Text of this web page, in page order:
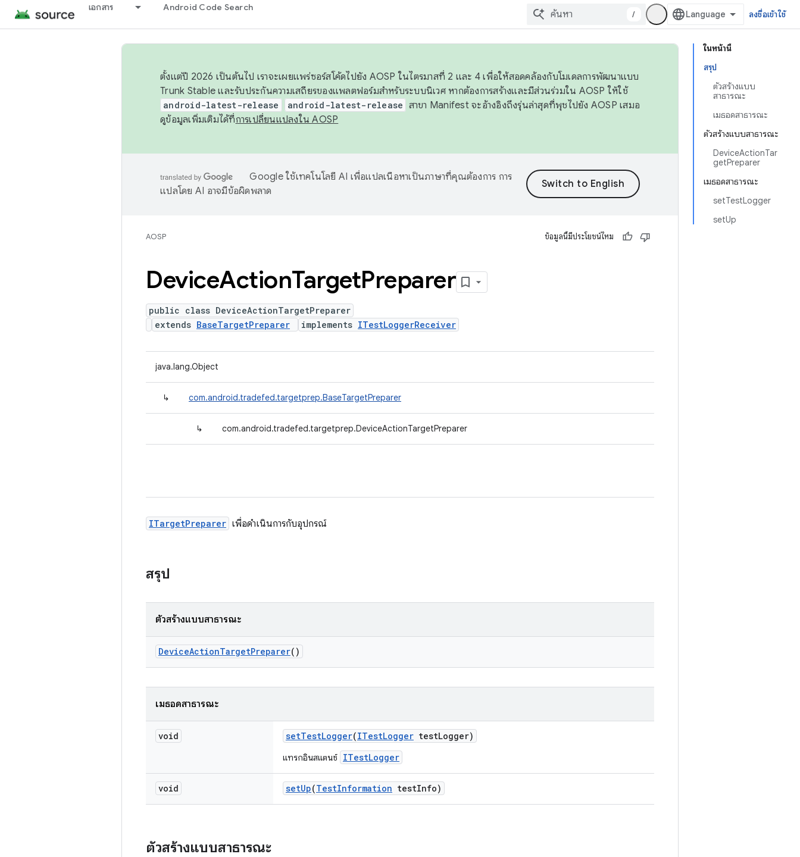
เอกสาร Android Code Search
/ ลงชื่อเข้าใช้
ในหน้านี้
สรุป
ตัวสร้างแบบ
สาธารณะ
เมธอดสาธารณะ
ตัวสร้างแบบสาธารณะ
DeviceActionTar
getPreparer
เมธอดสาธารณะ
setTestLogger
setUp
ตั้งแต่ปี 2026 เป็นต้นไป เราจะเผยแพร่ซอร์สโค้ดไปยัง AOSP ในไตรมาสที่ 2 และ 4 เพื่อให้สอดคล้องกับโมเดลการพัฒนาแบบ
Trunk Stable และรับประกันความเสถียรของแพลตฟอร์มสำหรับระบบนิเวศ หากต้องการสร้างและมีส่วนร่วมใน AOSP ให้ใช้
android-latest-release android-latest-release สาขา Manifest จะอ้างอิงถึงรุ่นล่าสุดที่พุชไปยัง AOSP เสมอ
ดูข้อมูลเพิ่มเติมได้ที่การเปลี่ยนแปลงใน AOSP
Google ใช้เทคโนโลยี AI เพื่อแปลเนื้อหาเป็นภาษาที่คุณต้องการ การ
แปลโดย AI อาจมีข้อผิดพลาด
AOSP ข้อมูลนี้มีประโยชน์ไหม
DeviceActionTargetPreparer
public class DeviceActionTargetPreparer
extends BaseTargetPreparer implements ITestLoggerReceiver
java.lang.Object
↳ com.android.tradefed.targetprep.BaseTargetPreparer
↳ com.android.tradefed.targetprep.DeviceActionTargetPreparer
ITargetPreparer เพื่อดำเนินการกับอุปกรณ์
สรุป
ตัวสร้างแบบสาธารณะ
DeviceActionTargetPreparer()
เมธอดสาธารณะ
void setTestLogger(ITestLogger testLogger)
แทรกอินสแตนซ์ ITestLogger
void setUp(TestInformation testInfo)
ตัวสร้างแบบสาธารณะ